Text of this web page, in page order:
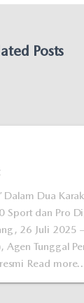
Posts
Dalam Dua
Sport dan Pro
26 Juli 2025 –
Agen Tunggal
Read